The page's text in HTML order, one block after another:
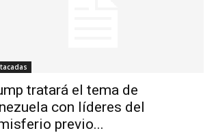
tratará el tema de
con líderes del
previo...